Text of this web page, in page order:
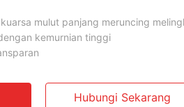
kemurnian tinggi
Hubungi Sekarang